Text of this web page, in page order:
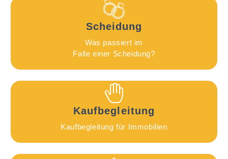
Scheidung
Was passiert im
Falle einer Scheidung?
Kaufbegleitung
Kaufbegleitung für Immobilien